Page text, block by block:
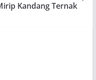
Kandang Ternak